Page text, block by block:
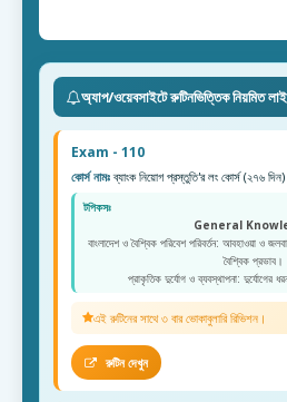
অ্যাপ/ওয়েবসাইটে রুটিনভিত্তিক নিয়মিত
Exam - 110
কোর্স নামঃব্যাংক নিয়োগ প্রস্তুতি'র লং কোর্স (২৭৬ দিন)
টপিকসঃ
General
বাংলাদেশ ও বৈশ্বিক পরিবেশ পরিবর্তন: আবহাওয়া ও
বৈশ্বিক প্রভাব।
প্রাকৃতিক দুর্যোগ ও ব্যবস্থাপনা: দুর্যোগের
এই রুটিনের সাথে ৩ বার ভোকাবুলারি রিভিশন।
রুটিন দেখুন